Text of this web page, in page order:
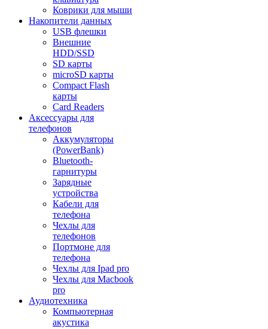
Коврики для мыши
Накопители данных
USB флешки
Внешние
HDD/SSD
SD карты
microSD карты
Compact Flash
карты
Card Readers
Аксессуары для
телефонов
Аккумуляторы
(PowerBank)
Bluetooth-
гарнитуры
Зарядные
устройства
Кабели для
телефона
Чехлы для
телефонов
Портмоне для
телефона
Чехлы для Ipad pro
Чехлы для Macbook
pro
Аудиотехника
Компьютерная
акустика